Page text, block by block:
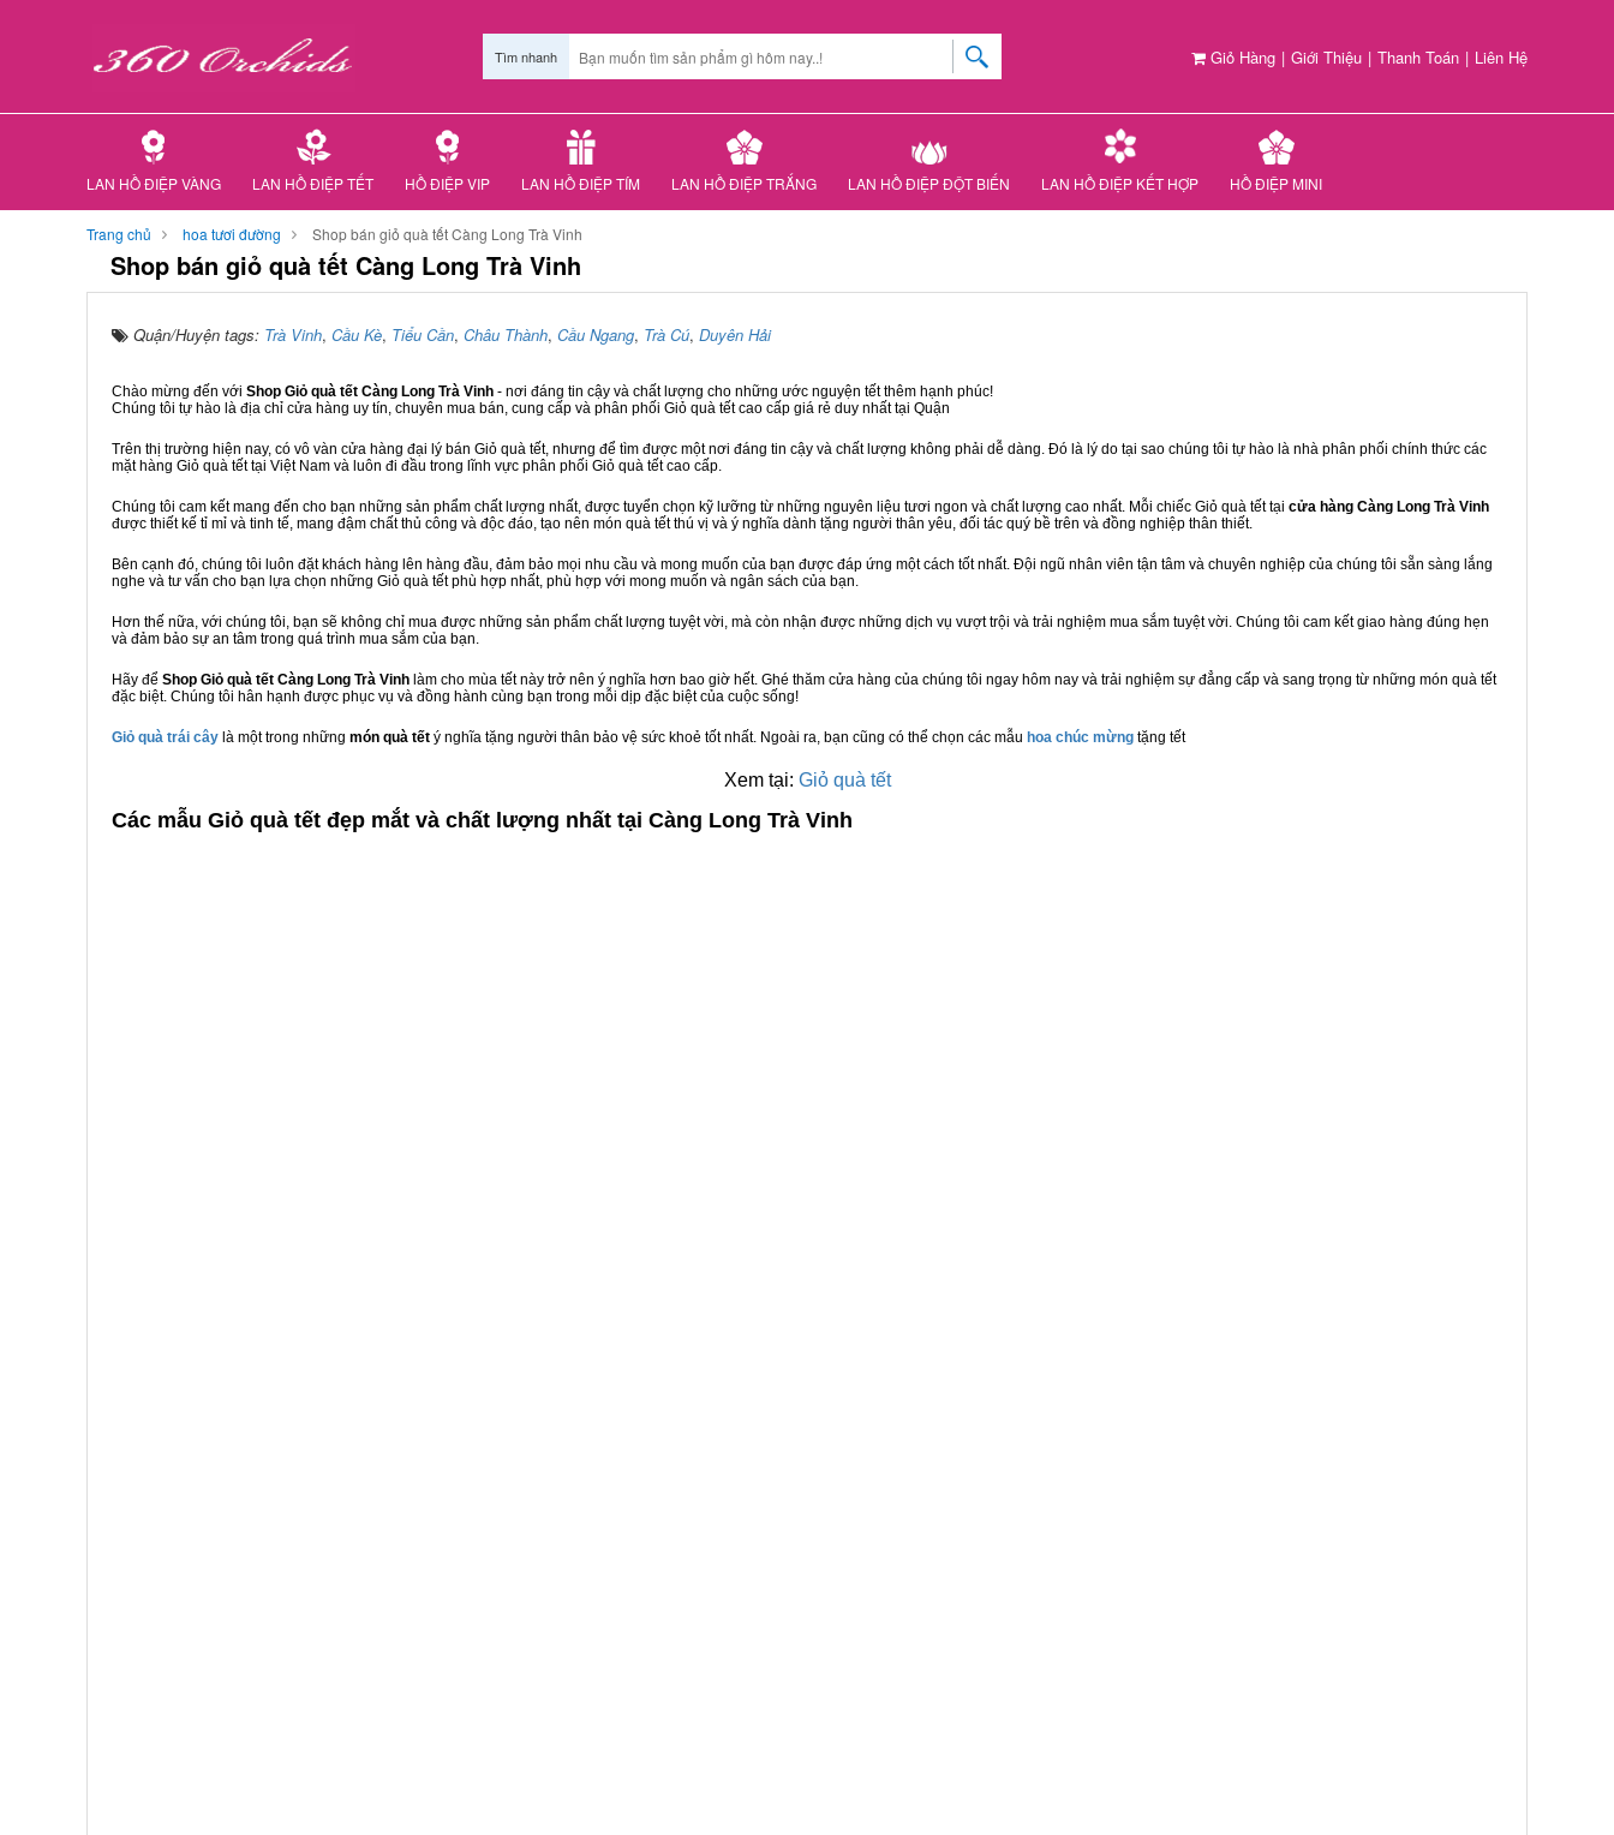
Giỏ Hàng | Giới Thiệu | Thanh Toán | Liên Hệ
Tìm nhanh
LAN HỒ ĐIỆP VÀNG LAN HỒ ĐIỆP TẾT HỒ ĐIỆP VIP LAN HỒ ĐIỆP TÍM LAN HỒ ĐIỆP TRẮNG LAN HỒ ĐIỆP ĐỘT BIẾN LAN HỒ ĐIỆP KẾT HỢP HỒ ĐIỆP MINI
Trang chủ hoa tươi đường Shop bán giỏ quà tết Càng Long Trà Vinh
Shop bán giỏ quà tết Càng Long Trà Vinh
Quận/Huyện tags: Trà Vinh, Cầu Kè, Tiểu Cần, Châu Thành, Cầu Ngang, Trà Cú, Duyên Hải
Chào mừng đến với Shop Giỏ quà tết Càng Long Trà Vinh - nơi đáng tin cậy và chất lượng cho những ước nguyện tết thêm hạnh phúc!
Chúng tôi tự hào là địa chỉ cửa hàng uy tín, chuyên mua bán, cung cấp và phân phối Giỏ quà tết cao cấp giá rẻ duy nhất tại Quận
Trên thị trường hiện nay, có vô vàn cửa hàng đại lý bán Giỏ quà tết, nhưng để tìm được một nơi đáng tin cậy và chất lượng không phải dễ dàng. Đó là lý do tại sao chúng tôi tự hào là nhà phân phối chính thức các
mặt hàng Giỏ quà tết tại Việt Nam và luôn đi đầu trong lĩnh vực phân phối Giỏ quà tết cao cấp.
Chúng tôi cam kết mang đến cho bạn những sản phẩm chất lượng nhất, được tuyển chọn kỹ lưỡng từ những nguyên liệu tươi ngon và chất lượng cao nhất. Mỗi chiếc Giỏ quà tết tại cửa hàng Càng Long Trà Vinh
được thiết kế tỉ mỉ và tinh tế, mang đậm chất thủ công và độc đáo, tạo nên món quà tết thú vị và ý nghĩa dành tặng người thân yêu, đối tác quý bề trên và đồng nghiệp thân thiết.
Bên cạnh đó, chúng tôi luôn đặt khách hàng lên hàng đầu, đảm bảo mọi nhu cầu và mong muốn của bạn được đáp ứng một cách tốt nhất. Đội ngũ nhân viên tận tâm và chuyên nghiệp của chúng tôi sẵn sàng lắng
nghe và tư vấn cho bạn lựa chọn những Giỏ quà tết phù hợp nhất, phù hợp với mong muốn và ngân sách của bạn.
Hơn thế nữa, với chúng tôi, bạn sẽ không chỉ mua được những sản phẩm chất lượng tuyệt vời, mà còn nhận được những dịch vụ vượt trội và trải nghiệm mua sắm tuyệt vời. Chúng tôi cam kết giao hàng đúng hẹn
và đảm bảo sự an tâm trong quá trình mua sắm của bạn.
Hãy để Shop Giỏ quà tết Càng Long Trà Vinh làm cho mùa tết này trở nên ý nghĩa hơn bao giờ hết. Ghé thăm cửa hàng của chúng tôi ngay hôm nay và trải nghiệm sự đẳng cấp và sang trọng từ những món quà tết
đặc biệt. Chúng tôi hân hạnh được phục vụ và đồng hành cùng bạn trong mỗi dịp đặc biệt của cuộc sống!
Giỏ quà trái cây là một trong những món quà tết ý nghĩa tặng người thân bảo vệ sức khoẻ tốt nhất. Ngoài ra, bạn cũng có thể chọn các mẫu hoa chúc mừng tặng tết
Xem tại: Giỏ quà tết
Các mẫu Giỏ quà tết đẹp mắt và chất lượng nhất tại Càng Long Trà Vinh